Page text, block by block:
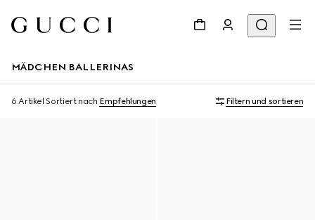
MÄDCHEN BALLERINAS
6 Artikel Sortiert nach Empfehlungen Filtern und sortieren